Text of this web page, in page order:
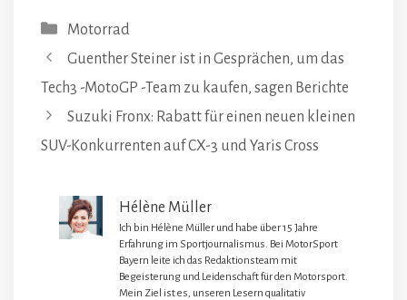
Kategorien
Motorrad
Guenther Steiner ist in Gesprächen, um das
Tech3 -MotoGP -Team zu kaufen, sagen Berichte
Suzuki Fronx: Rabatt für einen neuen kleinen
SUV-Konkurrenten auf CX-3 und Yaris Cross
Hélène Müller
Ich bin Hélène Müller und habe über 15 Jahre
Erfahrung im Sportjournalismus. Bei MotorSport
Bayern leite ich das Redaktionsteam mit
Begeisterung und Leidenschaft für den Motorsport.
Mein Ziel ist es, unseren Lesern qualitativ